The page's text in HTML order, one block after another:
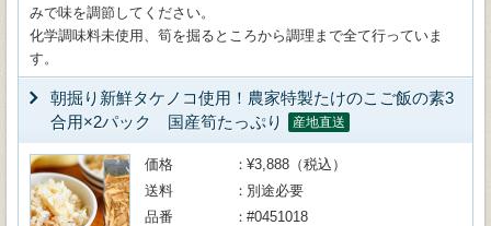
みで味を調節してください。
化学調味料未使用、筍を掘るところから調理まで全て行っていま
す。
朝掘り新鮮タケノコ使用！農家特製たけのこご飯の素3
合用×2パック 国産筍たっぷり
産地直送
価格
¥3,888（税込）
送料
別途必要
品番
#0451018